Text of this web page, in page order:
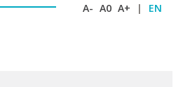
A- A0 A+ | EN